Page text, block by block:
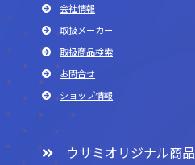
会社情報
取扱メーカー
取扱商品検索
お問合せ
ショップ情報
ウサミオリジナル商品